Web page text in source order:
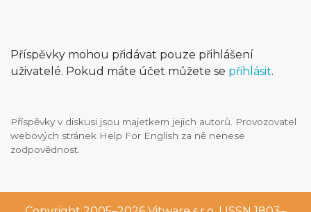
Příspěvky mohou přidávat pouze přihlášení
uživatelé. Pokud máte účet můžete se přihlásit.
Příspěvky v diskusi jsou majetkem jejich autorů. Provozovatel
webových stránek Help For English za ně nenese
zodpovědnost.